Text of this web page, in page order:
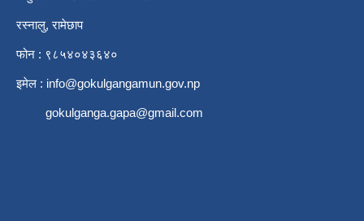
रस्नालु, रामेछाप
फोन : ९८५४०४३६४०
इमेल : info@gokulgangamun.gov.np
gokulganga.gapa@gmail.com